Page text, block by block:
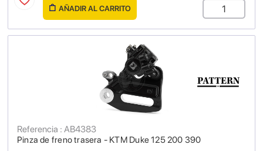
AÑADIR AL CARRITO
Pinza de freno trasera - KTM Duke 125 200 390
Referencia : AB4383